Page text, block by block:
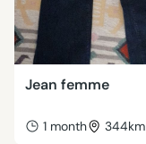
Jean femme
1 month 344km